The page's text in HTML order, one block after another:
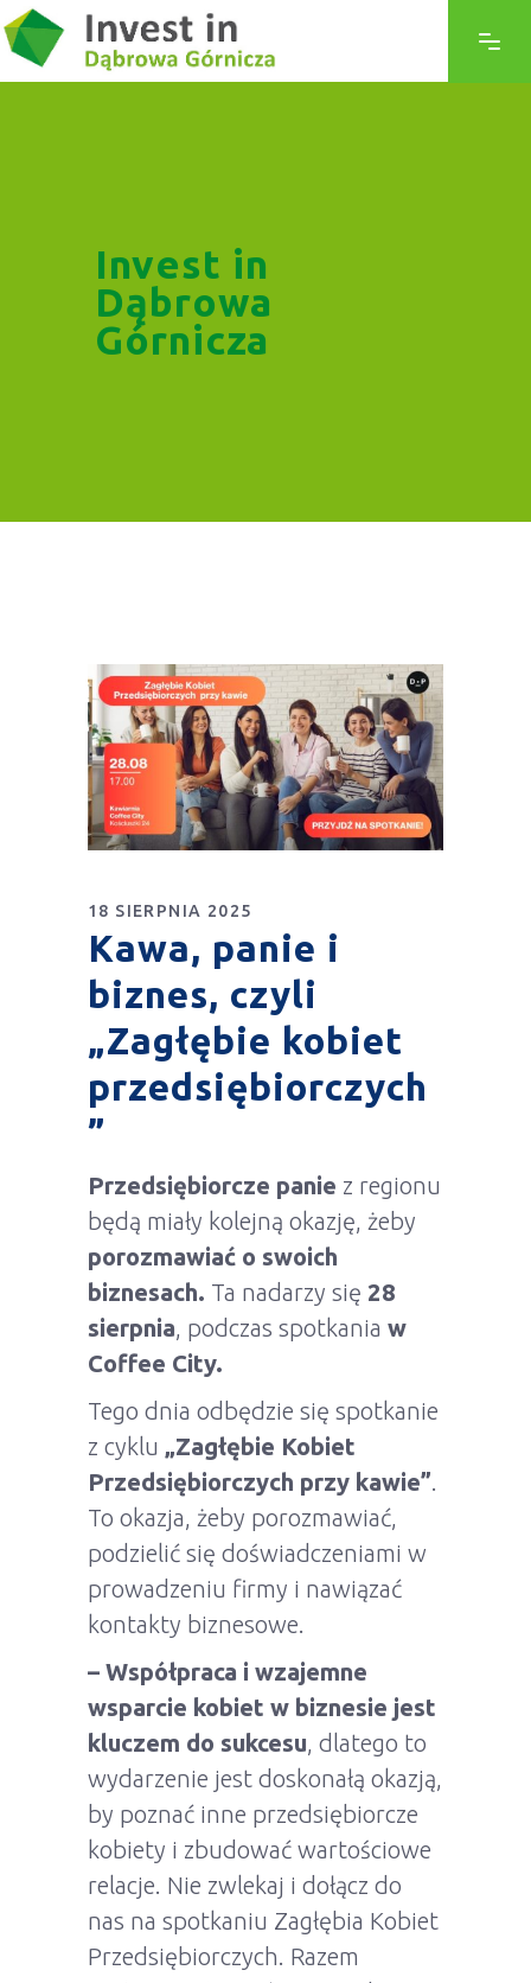
Invest in
Dąbrowa
Górnicza
18 SIERPNIA 2025
Kawa, panie i
biznes, czyli
„Zagłębie kobiet
przedsiębiorczych
”
Przedsiębiorcze panie z regionu
będą miały kolejną okazję, żeby
porozmawiać o swoich
biznesach. Ta nadarzy się 28
sierpnia, podczas spotkania w
Coffee City.
Tego dnia odbędzie się spotkanie
z cyklu „Zagłębie Kobiet
Przedsiębiorczych przy kawie”.
To okazja, żeby porozmawiać,
podzielić się doświadczeniami w
prowadzeniu firmy i nawiązać
kontakty biznesowe.
– Współpraca i wzajemne
wsparcie kobiet w biznesie jest
kluczem do sukcesu, dlatego to
wydarzenie jest doskonałą okazją,
by poznać inne przedsiębiorcze
kobiety i zbudować wartościowe
relacje. Nie zwlekaj i dołącz do
nas na spotkaniu Zagłębia Kobiet
Przedsiębiorczych. Razem